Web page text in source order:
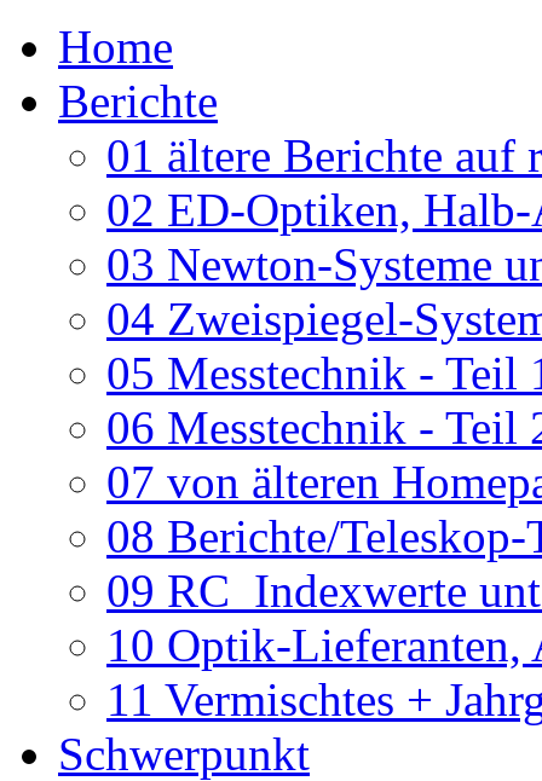
Home
Berichte
01 ältere Berichte auf
02 ED-Optiken, Halb-
03 Newton-Systeme
04 Zweispiegel-
05 Messtechnik - Teil
06 Messtechnik - Teil
07 von älteren
08 Berichte/
09 RC_Indexwerte
10 Optik-Lieferanten,
11 Vermischtes +
Schwerpunkt